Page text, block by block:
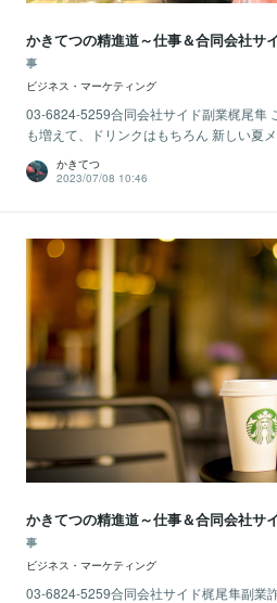
かきてつの精進道～仕事＆合同会社サ
事
ビジネス・マーケティング
03-6824-5259合同会社サイド副業梶尾隼
も増えて、ドリンクはもちろん 新しい夏
かきてつ
2023/07/08 10:46
かきてつの精進道～仕事＆合同会社サ
事
ビジネス・マーケティング
03-6824-5259合同会社サイド梶尾隼副業